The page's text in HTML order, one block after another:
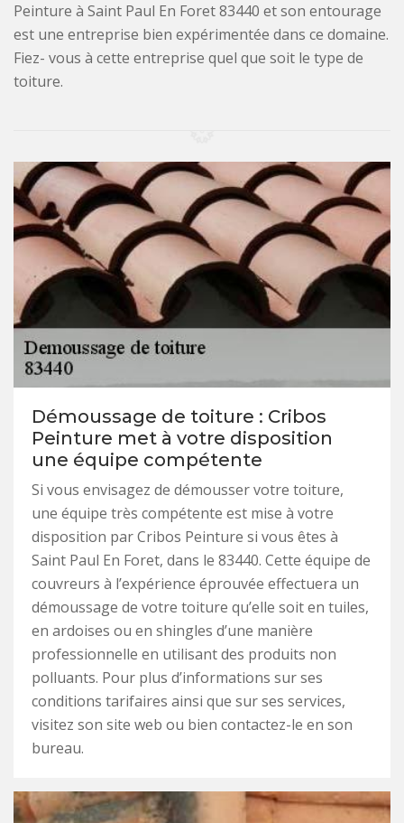
Peinture à Saint Paul En Foret 83440 et son entourage
est une entreprise bien expérimentée dans ce domaine.
Fiez- vous à cette entreprise quel que soit le type de
toiture.
Démoussage de toiture : Cribos
Peinture met à votre disposition
une équipe compétente
Si vous envisagez de démousser votre toiture,
une équipe très compétente est mise à votre
disposition par Cribos Peinture si vous êtes à
Saint Paul En Foret, dans le 83440. Cette équipe de
couvreurs à l’expérience éprouvée effectuera un
démoussage de votre toiture qu’elle soit en tuiles,
en ardoises ou en shingles d’une manière
professionnelle en utilisant des produits non
polluants. Pour plus d’informations sur ses
conditions tarifaires ainsi que sur ses services,
visitez son site web ou bien contactez-le en son
bureau.